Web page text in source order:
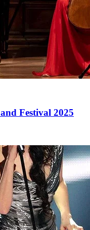
Festival 2025